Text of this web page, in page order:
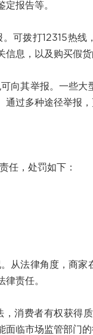
报告等。
拨打12315热线
息，以及购买假货
其举报。一些大
过多种途径举报
，处罚如下：
法律角度，商家
责任。
费者有权获得质
临市场监管部门